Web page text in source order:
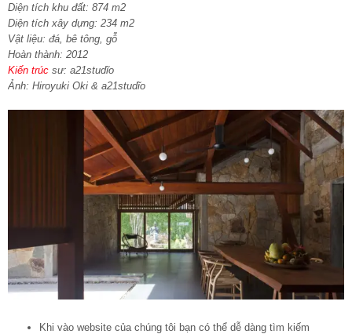
Diện tích khu đất: 874 m2
Diện tích xây dựng: 234 m2
Vật liệu: đá, bê tông, gỗ
Hoàn thành: 2012
Kiến trúc sư: a21studĩo
Ảnh: Hiroyuki Oki & a21studĩo
Khi vào website của chúng tôi bạn có thể dễ dàng tìm kiếm